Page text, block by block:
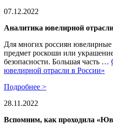
07.12.2022
Аналитика ювелирной
Для многих россиян ювелирные
предмет роскоши или
безопасности. Большая часть …
ювелирной отрасли в России»
Подробнее >
28.11.2022
Вспомним, как проходила